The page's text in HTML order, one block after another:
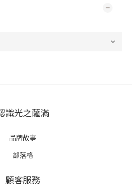
識光之薩滿
品牌故事
部落格
顧客服務